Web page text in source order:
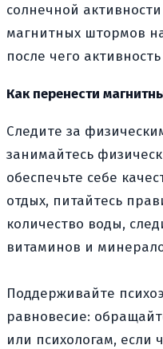
солнечной
магнитных штормов
после чего
Как перенести
Следите за
занимайтесь
обеспечьте себе
отдых, питайтесь
количество воды,
витаминов и
Поддерживайте
равновесие:
или психологам, если